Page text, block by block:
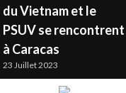
du Vietnam et le
PSUV se rencontrent
à Caracas
23 Juillet 2023